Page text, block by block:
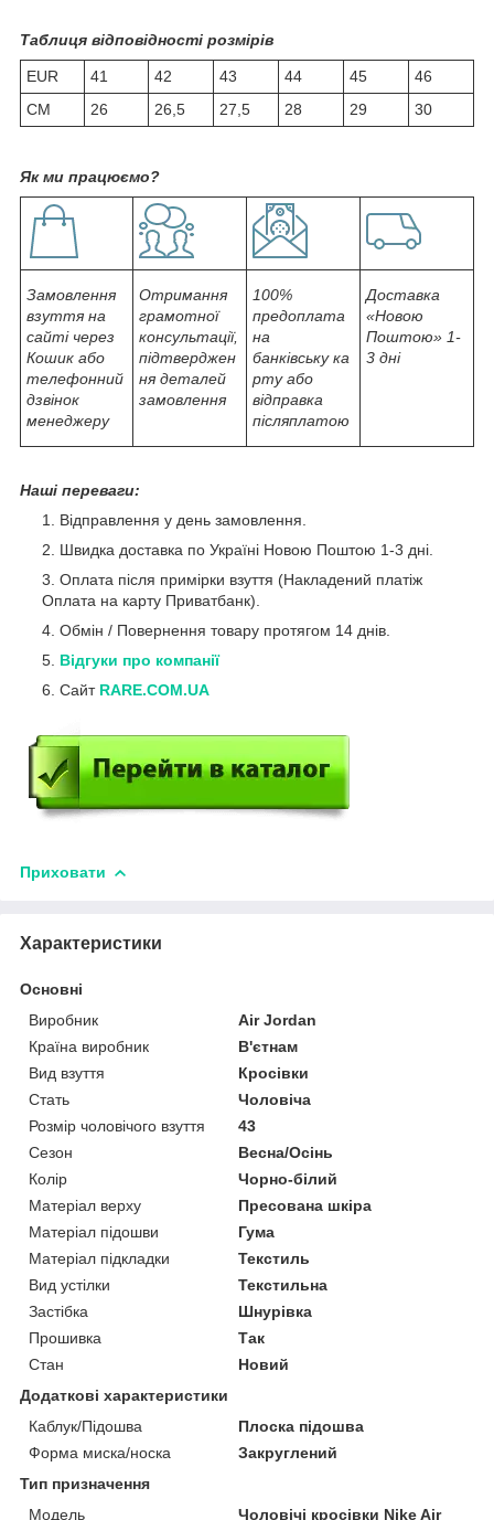
Таблиця відповідності розмірів
EUR 41 42 43 44 45
46
СМ
26 26,5 27,5 28 29 30
Як ми працюємо?
Замовлення
взуття на
сайті через
Кошик або
телефонний
дзвінок
менеджеру
Отримання
грамотної
консультації,
підтверджен
ня деталей
замовлення
100%
предоплата
на
банківську ка
рту або
відправка
післяплатою
Доставка
«Новою
Поштою» 1-
3 дні
Наші переваги:
Відправлення у день замовлення.
Швидка доставка по Україні Новою Поштою 1-3 дні.
Оплата після примірки взуття (Накладений платіж
Оплата на карту Приватбанк).
Обмін / Повернення товару протягом 14 днів.
Відгуки про компанії
Сайт RARE.COM.UA
Приховати
Характеристики
Основні
Виробник
Air Jordan
Країна виробник
В'єтнам
Вид взуття
Кросівки
Стать
Чоловіча
Розмір чоловічого взуття
43
Сезон
Весна/Осінь
Колір
Чорно-білий
Матеріал верху
Пресована шкіра
Матеріал підошви
Гума
Матеріал підкладки
Текстиль
Вид устілки
Текстильна
Застібка
Шнурівка
Прошивка
Так
Стан
Новий
Додаткові характеристики
Каблук/Підошва
Плоска підошва
Форма миска/носка
Закруглений
Тип призначення
Модель
Чоловічі кросівки Nike Air